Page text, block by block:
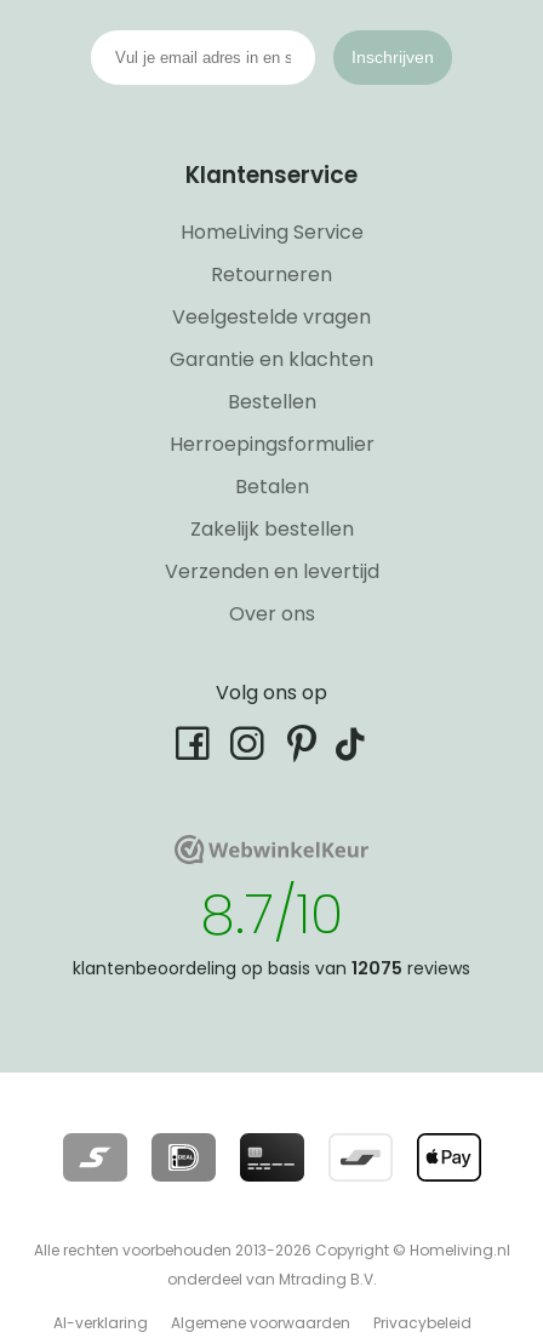
Inschrijven
Klantenservice
HomeLiving Service
Retourneren
Veelgestelde vragen
Garantie en klachten
Bestellen
Herroepingsformulier
Betalen
Zakelijk bestellen
Verzenden en levertijd
Over ons
Volg ons op
facebookinstagram
pinterest
tiktok
WebwinkelKeurWebwinkelKeur
8.7/10
klantenbeoordeling op basis van 12075 reviews
Alle rechten voorbehouden 2013-2026 Copyright © Homeliving.nl
onderdeel van Mtrading B.V.
AI-verklaring Algemene voorwaarden
Privacybeleid